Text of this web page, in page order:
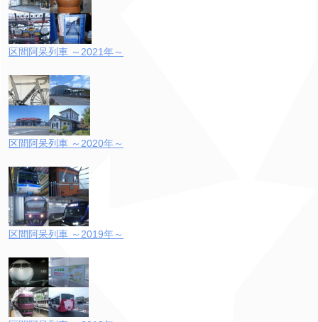
区間阿呆列車 ～2021年～
区間阿呆列車 ～2020年～
区間阿呆列車 ～2019年～